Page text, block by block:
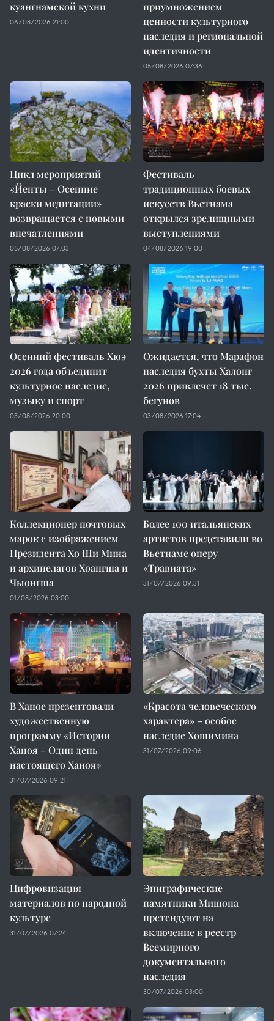
куангнамской кухни
06/08/2026 21:00
приумножением
ценности культурного
наследия и региональной
идентичности
05/08/2026 07:36
Цикл мероприятий
«Йенты – Осенние
краски медитации»
возвращается с новыми
впечатлениями
05/08/2026 07:03
Фестиваль
традиционных боевых
искусств Вьетнама
открылся зрелищными
выступлениями
04/08/2026 19:00
Осенний фестиваль Хюэ
2026 года объединит
культурное наследие,
музыку и спорт
03/08/2026 20:00
Ожидается, что Марафон
наследия бухты Халонг
2026 привлечет 18 тыс.
бегунов
03/08/2026 17:04
Коллекционер почтовых
марок с изображением
Президента Хо Ши Мина
и архипелагов Хоангша и
Чыонгша
01/08/2026 03:00
Более 100 итальянских
артистов представили во
Вьетнаме оперу
«Травиата»
31/07/2026 09:31
В Ханое презентовали
художественную
программу «Истории
Ханоя – Один день
настоящего Ханоя»
31/07/2026 09:21
«Красота человеческого
характера» – особое
наследие Хошимина
31/07/2026 09:06
Цифровизация
материалов по народной
культуре
31/07/2026 07:24
Эпиграфические
памятники Мишона
претендуют на
включение в реестр
Всемирного
документального
наследия
30/07/2026 03:00